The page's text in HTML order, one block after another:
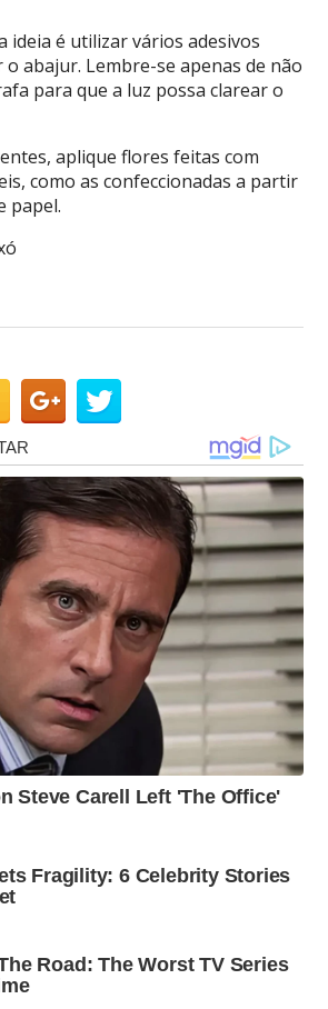
ideia é utilizar vários adesivos
abajur. Lembre-se apenas de não
para que a luz possa clarear o
aplique flores feitas com
como as confeccionadas a partir
papel.